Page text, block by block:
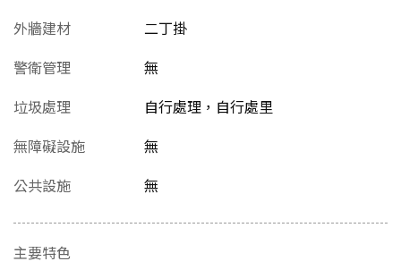
外牆建材
二丁掛
警衛管理
無
垃圾處理
自行處理，自行處里
無障礙設施
無
公共設施
無
主要特色